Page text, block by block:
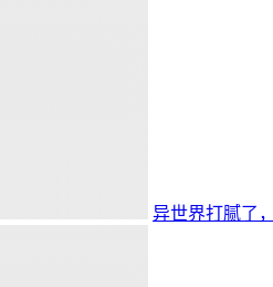
异世界打腻了